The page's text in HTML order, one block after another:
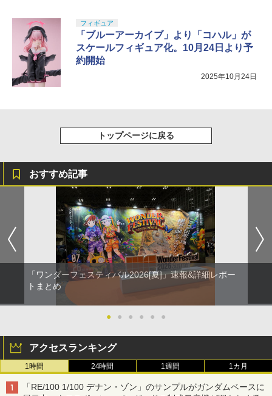
フィギュア
「ブルーアーカイブ」より「コハル」が
スケールフィギュア化。10月24日より予
約開始
2025年10月24日
トップページに戻る
おすすめ記事
「ワンダーフェスティバル2026[夏]」速報&詳細レポー
トまとめ
● ● ● ● ● ●
アクセスランキング
1時間 24時間 1週間 1カ月
「RE/100 1/100 デナン・ゾン」のサンプルがガンダムベースに